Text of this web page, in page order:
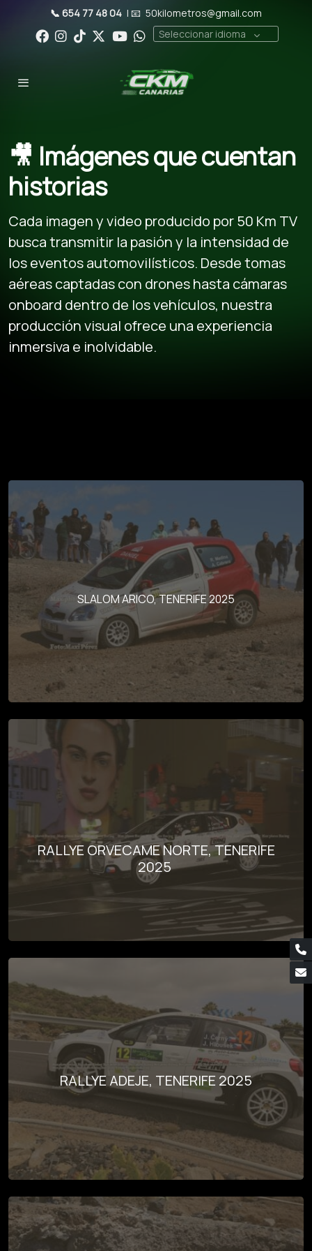
📞 654 77 48 04 | 📧 50kilometros@gmail.com
Seleccionar idioma
🎥 Imágenes que cuentan
historias
Cada imagen y video producido por 50 Km TV
busca transmitir la pasión y la intensidad de
los eventos automovilísticos. Desde tomas
aéreas captadas con drones hasta cámaras
onboard dentro de los vehículos, nuestra
producción visual ofrece una experiencia
inmersiva e inolvidable.
SLALOM ARICO, TENERIFE 2025
RALLYE ORVECAME NORTE, TENERIFE
2025
RALLYE ADEJE, TENERIFE 2025